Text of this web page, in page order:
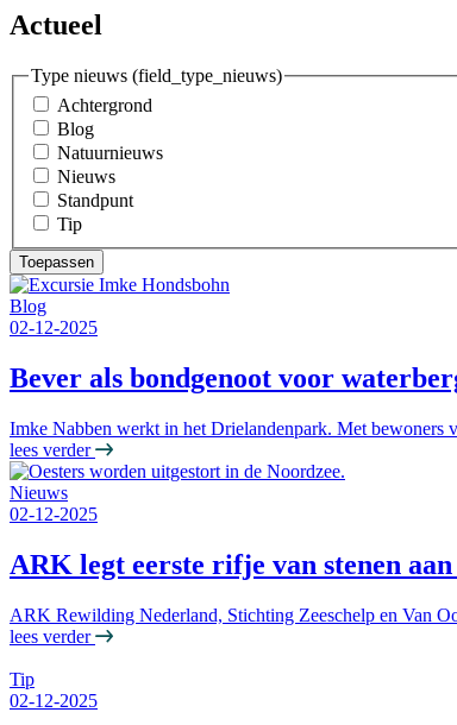
Actueel
Type nieuws (field_type_nieuws)
Achtergrond
Blog
Natuurnieuws
Nieuws
Standpunt
Tip
Blog
02-12-2025
Bever als bondgenoot voor
Imke Nabben werkt in het Drielandenpark. Met bewoners
lees verder
Nieuws
02-12-2025
ARK legt eerste rifje van stenen
ARK Rewilding Nederland, Stichting Zeeschelp en Van
lees verder
Tip
02-12-2025